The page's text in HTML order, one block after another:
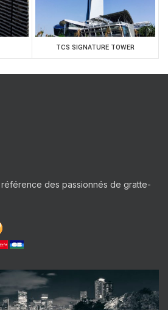
TCS SIGNATURE TOWER
des passionnés de gratte-